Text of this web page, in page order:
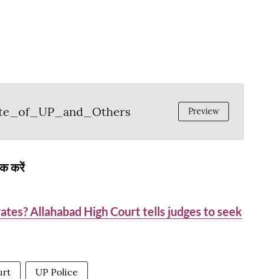
Preview
करें
Allahabad High Court tells judges to seek
UP Police